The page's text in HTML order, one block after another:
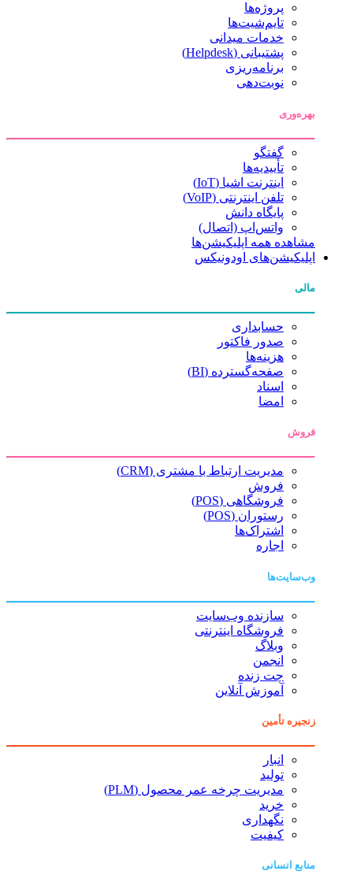
پروژه‌ها
تایم‌شیت‌ها
خدمات میدانی
پشتیبانی (Helpdesk)
برنامه‌ریزی
نوبت‌دهی
بهره‌وری
گفتگو
تأییدیه‌ها
اینترنت اشیا (IoT)
تلفن اینترنتی (VoIP)
پایگاه دانش
واتس‌اپ (اتصال)
مشاهده همه اپلیکیشن‌ها
اپلیکیشن‌های اودونیکس
مالی
حسابداری
صدور فاکتور
هزینه‌ها
صفحه‌گسترده (BI)
اسناد
امضا
فروش
مدیریت ارتباط با مشتری (CRM)
فروش
فروشگاهی (POS)
رستوران (POS)
اشتراک‌ها
اجاره
وب‌سایت‌ها
سازنده وب‌سایت
فروشگاه اینترنتی
وبلاگ
انجمن
چت زنده
آموزش آنلاین
زنجیره تأمین
انبار
تولید
مدیریت چرخه عمر محصول (PLM)
خرید
نگهداری
کیفیت
منابع انسانی